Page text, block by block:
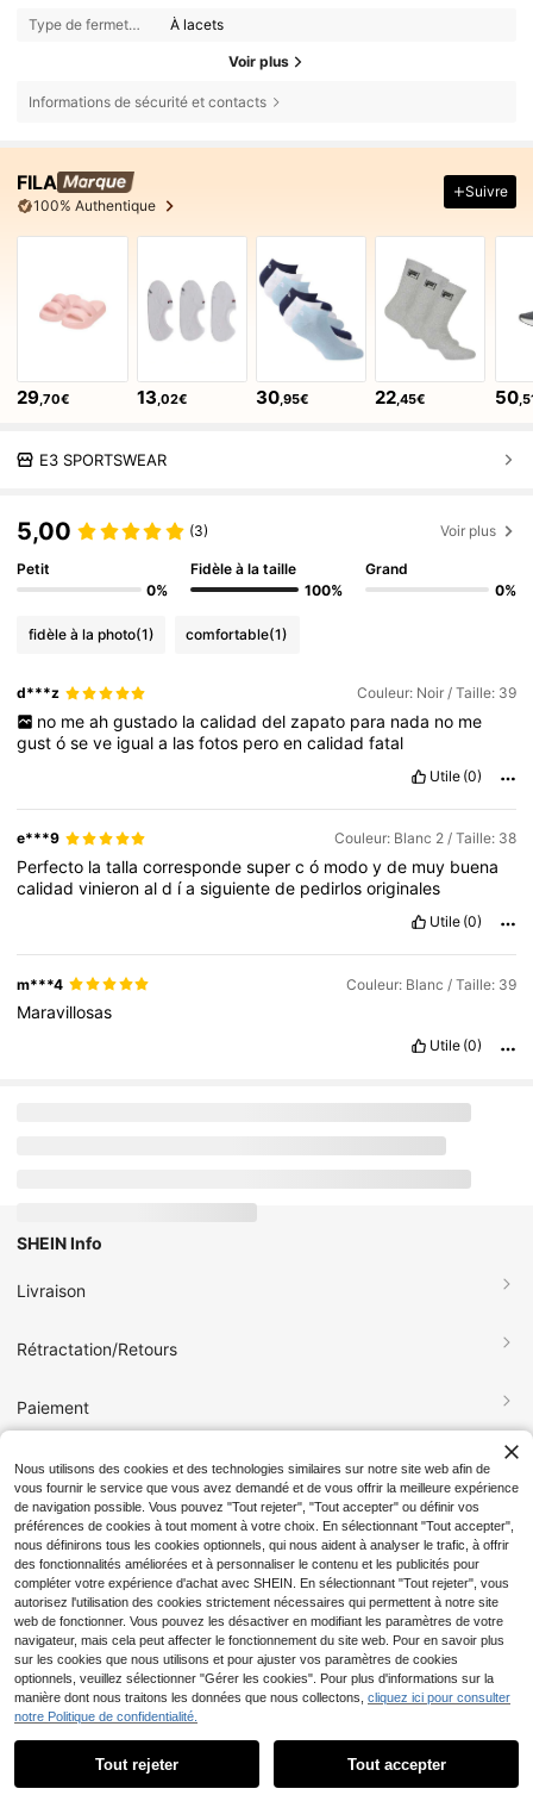
Type de fermeture: À lacets
Voir plus
Informations de sécurité et contacts
FILA
100% Authentique
Suivre
29,70€ 13,02€ 30,95€ 22,45€ 50
E3 SPORTSWEAR
5,00 (3) Voir plus
Petit
0%
Fidèle à la taille
100%
Grand
0%
fidèle à la photo(1) comfortable(1)
d***z Couleur: Noir / Taille: 39
no me ah gustado la calidad del zapato para nada no me
gustóseve iguala lasfotos peroencalidadfatal
Utile (0)
e***9 Couleur: Blanc 2 / Taille: 38
Perfecto latallacorrespondesupercó modoyde muy buena
calidadvinieronald íasiguientede pedirlosoriginales
Utile (0)
m***4 Couleur: Blanc / Taille: 39
Maravillosas
Utile (0)
Sacs et bagages Maison
Économiser 8,26€
Vans
Entrepôt UE Vans Women's décontra
cté Athletic Shoes Modern Anti-Slip
Lace-Up Walking Outing Commutin
g Black VN000D7UBZW1
42 -16%
PVC: 75,00€
Économiser 1,97€
Puma
Entrepôt UE Puma CARINA Women's
décontracté Athletic Shoes Respon
sive Durable Classic Gym Commuti
ng Training 370325-22
Dès 27
PVC: 65,00€
SHEIN Info
Livraison
Rétractation/Retours
Paiement
FAQ
Responsabilité sociale
Nous utilisons des cookies et des technologies similaires sur notre site web afin de
vous fournir le service que vous avez demandé et de vous offrir la meilleure expérience
de navigation possible. Vous pouvez "Tout rejeter", "Tout accepter" ou définir vos
préférences de cookies à tout moment à votre choix. En sélectionnant "Tout accepter",
nous définirons tous les cookies optionnels, qui nous aident à analyser le trafic, à offrir
des fonctionnalités améliorées et à personnaliser le contenu et les publicités pour
compléter votre expérience d'achat avec SHEIN. En sélectionnant "Tout rejeter", vous
autorisez l'utilisation des cookies strictement nécessaires qui permettent à notre site
web de fonctionner. Vous pouvez les désactiver en modifiant les paramètres de votre
navigateur, mais cela peut affecter le fonctionnement du site web. Pour en savoir plus
sur les cookies que nous utilisons et pour ajuster vos paramètres de cookies
optionnels, veuillez sélectionner "Gérer les cookies". Pour plus d'informations sur la
manière dont nous traitons les données que nous collectons, cliquez ici pour consulter
notre Politique de confidentialité.
Tout rejeter Tout accepter